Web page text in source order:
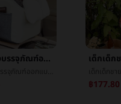
สัตว์เลี้ยงบรรจุภัณฑ์ออกแบบพกพาบรรจุภัณฑ์ความจุสูงสามารถพับระบายอากาศได้ดีแมวบรรจุภัณฑ์æ·ข้างนอกขนาดเล็กแมวåªรถæè¡บรรจุภัณฑ์
฿177.80